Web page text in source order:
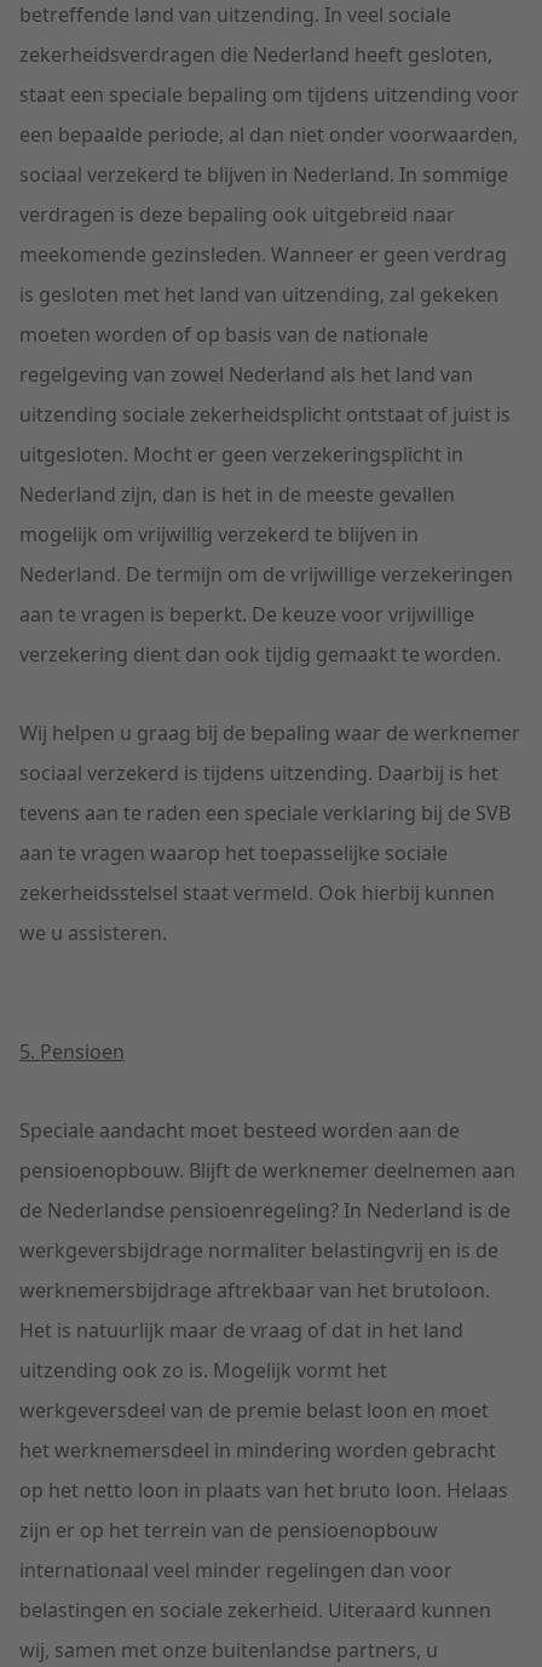
betreffende land van uitzending. In veel sociale
zekerheidsverdragen die Nederland heeft gesloten,
staat een speciale bepaling om tijdens uitzending voor
een bepaalde periode, al dan niet onder voorwaarden,
sociaal verzekerd te blijven in Nederland. In sommige
verdragen is deze bepaling ook uitgebreid naar
meekomende gezinsleden. Wanneer er geen verdrag
is gesloten met het land van uitzending, zal gekeken
moeten worden of op basis van de nationale
regelgeving van zowel Nederland als het land van
uitzending sociale zekerheidsplicht ontstaat of juist is
uitgesloten. Mocht er geen verzekeringsplicht in
Nederland zijn, dan is het in de meeste gevallen
mogelijk om vrijwillig verzekerd te blijven in
Nederland. De termijn om de vrijwillige verzekeringen
aan te vragen is beperkt. De keuze voor vrijwillige
verzekering dient dan ook tijdig gemaakt te worden.
Wij helpen u graag bij de bepaling waar de werknemer
sociaal verzekerd is tijdens uitzending. Daarbij is het
tevens aan te raden een speciale verklaring bij de SVB
aan te vragen waarop het toepasselijke sociale
zekerheidsstelsel staat vermeld. Ook hierbij kunnen
we u assisteren.
5. Pensioen
Speciale aandacht moet besteed worden aan de
pensioenopbouw. Blijft de werknemer deelnemen aan
de Nederlandse pensioenregeling? In Nederland is de
werkgeversbijdrage normaliter belastingvrij en is de
werknemersbijdrage aftrekbaar van het brutoloon.
Het is natuurlijk maar de vraag of dat in het land
uitzending ook zo is. Mogelijk vormt het
werkgeversdeel van de premie belast loon en moet
het werknemersdeel in mindering worden gebracht
op het netto loon in plaats van het bruto loon. Helaas
zijn er op het terrein van de pensioenopbouw
internationaal veel minder regelingen dan voor
belastingen en sociale zekerheid. Uiteraard kunnen
wij, samen met onze buitenlandse partners, u